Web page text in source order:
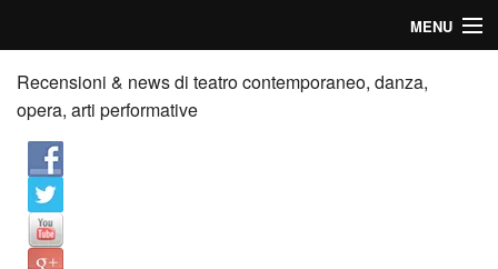
MENU
Home
Recensioni
Anticipazioni
News
Recensioni & news di teatro contemporaneo, danza,
opera, arti performative